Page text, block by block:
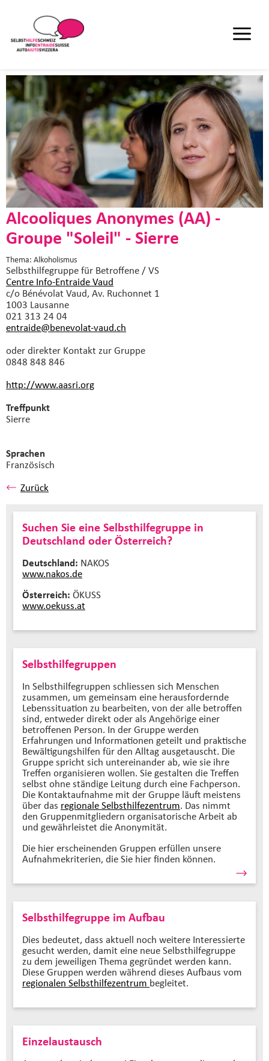
Alcooliques Anonymes (AA) -
Groupe "Soleil" - Sierre
Thema: Alkoholismus
Selbsthilfegruppefür Betroffene / VS
Centre Info-Entraide Vaud
c/o Bénévolat Vaud, Av. Ruchonnet 1
1003 Lausanne
021 313 24 04
entraide@benevolat-vaud.ch
oder direkter Kontakt zur Gruppe
0848 848 846
http://www.aasri.org
Treffpunkt
Sierre
Sprachen
Französisch
Zurück
Suchen Sie eine Selbsthilfegruppe in
Deutschland oder Österreich?
Deutschland: NAKOS
www.nakos.de
Österreich: ÖKUSS
www.oekuss.at
Selbsthilfegruppen
In Selbsthilfegruppen schliessen sich Menschen
zusammen, um gemeinsam eine herausfordernde
Lebenssituation zu bearbeiten, von der alle betroffen
sind, entweder direkt oder als Angehörige einer
betroffenen Person. In der Gruppe werden
Erfahrungen und Informationen geteilt und praktische
Bewältigungshilfen für den Alltag ausgetauscht. Die
Gruppe spricht sich untereinander ab, wie sie ihre
Treffen organisieren wollen. Sie gestalten die Treffen
selbst ohne ständige Leitung durch eine Fachperson.
Die Kontaktaufnahme mit der Gruppe läuft meistens
über das regionale Selbsthilfezentrum. Das nimmt
den Gruppenmitgliedern organisatorische Arbeit ab
und gewährleistet die Anonymität.
Die hier erscheinenden Gruppen erfüllen unsere
Aufnahmekriterien, die Sie hier finden können.
Selbsthilfegruppe im Aufbau
Dies bedeutet, dass aktuell noch weitere Interessierte
gesucht werden, damit eine neue Selbsthilfegruppe
zu dem jeweiligen Thema gegründet werden kann.
Diese Gruppen werden während dieses Aufbaus vom
regionalen Selbsthilfezentrum begleitet.
Einzelaustausch